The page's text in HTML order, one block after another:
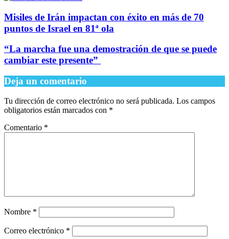
Misiles de Irán impactan con éxito en más de 70
puntos de Israel en 81ª ola
​“La marcha fue una demostración de que se puede
cambiar este presente”
Deja un comentario
Tu dirección de correo electrónico no será publicada. Los campos
obligatorios están marcados con *
Comentario *
Nombre *
Correo electrónico *